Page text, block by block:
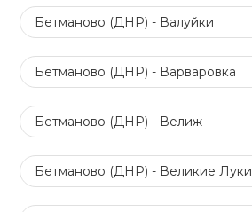
Бетманово (ДНР) - Валуйки
Бетманово (ДНР) - Варваровка
Бетманово (ДНР) - Велиж
Бетманово (ДНР) - Великие Луки